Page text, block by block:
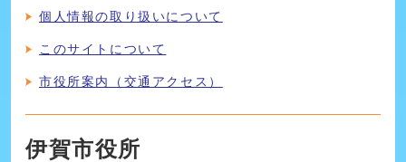
個人情報の取り扱いについて
このサイトについて
市役所案内（交通アクセス）
伊賀市役所